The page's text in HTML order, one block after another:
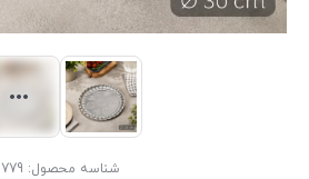
شناسه محصول: 779